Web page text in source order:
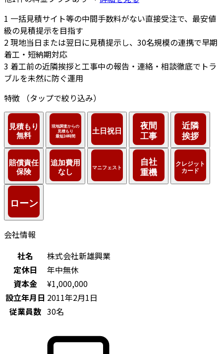
1 一括見積サイト等の中間手数料がない直接受注で、最安値
級の見積提示を目指す
2現地当日または翌日に見積提示し、30名規模の連携で早期
着工・短納期対応
3 着工前の近隣挨拶と工事中の報告・連絡・相談徹底でトラ
ブルを未然に防ぐ運用
特徴
（タップで絞り込み）
会社情報
社名
株式会社新雄興業
定休日
年中無休
資本金
¥1,000,000
設立年月日 2011年2月1日
従業員数 30名